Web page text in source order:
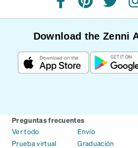
facebookpinteresttwitter
Download the Zenni
Preguntas frecuentes
Ver todo
Prueba virtual
Envío
Graduación